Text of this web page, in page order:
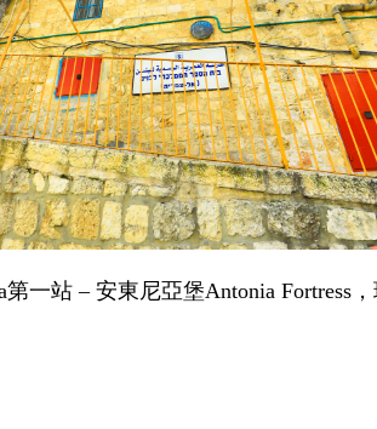
第一站 – 安東尼亞堡Antonia Fortress，